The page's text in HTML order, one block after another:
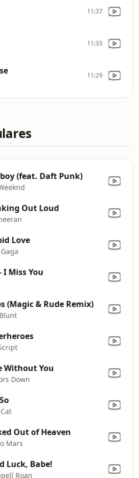
11:37
11:33
11:29
(feat. Daft Punk)
Out Loud
Love
I Miss You
(Magic & Rude Remix)
Without You
Down
Out of Heaven
Mars
Luck, Babe!
Roan